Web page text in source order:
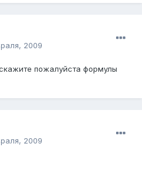
2009
пожалуйста формулы
2009